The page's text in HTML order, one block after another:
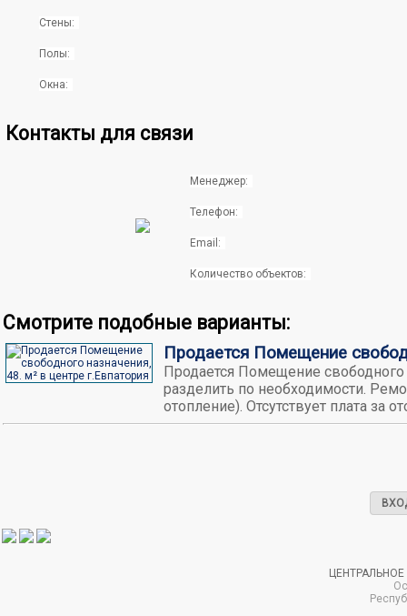
Стены:
Полы:
Окна:
Контакты для связи
Менеджер:
Телефон:
Email:
Количество объектов:
Смотрите подобные варианты:
Продается Помещение
Продается Помещение
разделить по необходимости.
отопление). Отсутствует плата за